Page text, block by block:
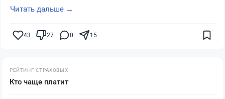
Читать дальше →
43 27 0 15
РЕЙТИНГ СТРАХОВЫХ
Кто чаще платит